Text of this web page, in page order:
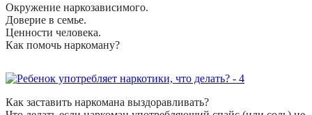
Окружение наркозависимого.
Доверие в семье.
Ценности человека.
Как помочь наркоману?
Как заставить наркомана выздоравливать?